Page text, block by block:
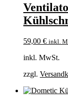
59,00 € inkl.
inkl. MwSt.
zzgl.